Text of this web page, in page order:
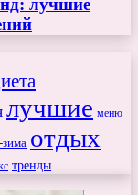
лучшие
лучшие меню
зима отдых
тренды